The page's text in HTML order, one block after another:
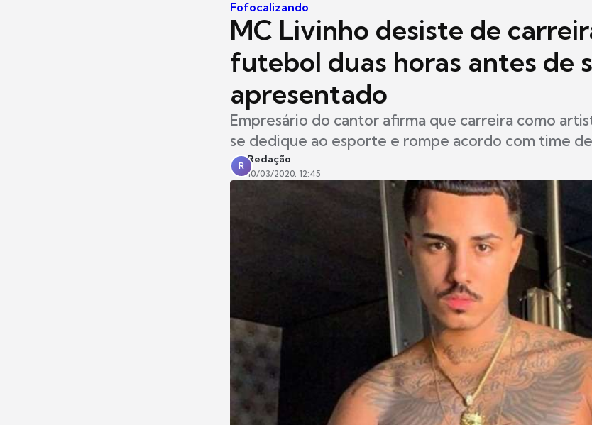
Fofocalizando
MC Livinho desiste de
futebol duas horas antes de
apresentado
Empresário do cantor afirma que carreira como
se dedique ao esporte e rompe acordo com time
R
Redação
10/03/2020, 12:45